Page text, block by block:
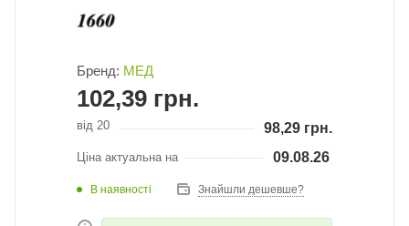
Бренд: МЕД
102,39 грн.
від 20 98,29 грн.
Ціна актуальна на 09.08.26
В наявності Знайшли дешевше?